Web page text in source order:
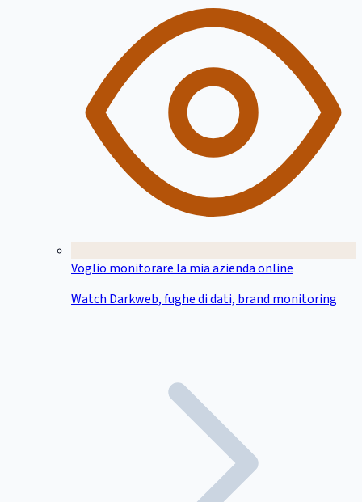
Voglio monitorare la mia azienda online
Watch Darkweb, fughe di dati, brand monitoring